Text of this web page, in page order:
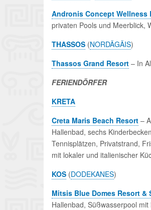
Andronis Concept Wellness
privaten Pools und Meerblick,
THASSOS (NORDÄGÄIS)
Thassos Grand Resort – In
FERIENDÖRFER
KRETA
Creta Maris Beach Resort –
Hallenbad, sechs
Tennisplätzen, Privatstrand,
mit lokaler und italienischer
KOS (DODEKANES)
Mitsis Blue Domes Resort &
Hallenbad, Süßwasserpool